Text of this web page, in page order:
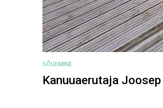
SÕUDMINE
Kanuuaerutaja